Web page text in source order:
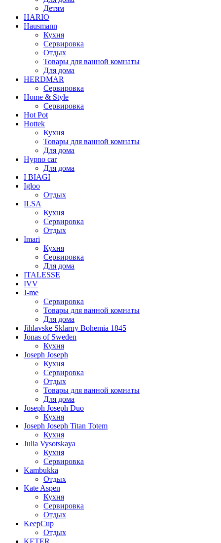
Детям
HARIO
Hausmann
Кухня
Сервировка
Отдых
Товары для ванной комнаты
Для дома
HERDMAR
Сервировка
Home & Style
Сервировка
Hot Pot
Hottek
Кухня
Товары для ванной комнаты
Для дома
Hypno car
Для дома
I BIAGI
Igloo
Отдых
ILSA
Кухня
Сервировка
Отдых
Imari
Кухня
Сервировка
Для дома
ITALESSE
IVV
J-me
Сервировка
Товары для ванной комнаты
Для дома
Jihlavske Sklarny Bohemia 1845
Jonas of Sweden
Кухня
Joseph Joseph
Кухня
Сервировка
Отдых
Товары для ванной комнаты
Для дома
Joseph Joseph Duo
Кухня
Joseph Joseph Titan Totem
Кухня
Julia Vysotskaya
Кухня
Сервировка
Kambukka
Отдых
Kate Aspen
Кухня
Сервировка
Отдых
KeepCup
Отдых